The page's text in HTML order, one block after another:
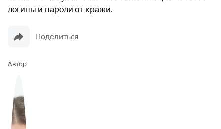
логины и пароли от кражи.
Поделиться
Автор